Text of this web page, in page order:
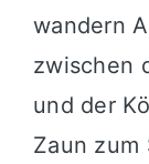
wandern
zwischen
und der
Zaun zum